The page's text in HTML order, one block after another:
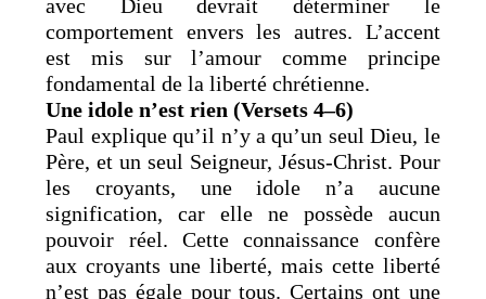
avec Dieu devrait déterminer le
comportement envers les autres. L’accent
est mis sur l’amour comme principe
fondamental de la liberté chrétienne.
Une idole n’est rien (Versets 4–6)
Paul explique qu’il n’y a qu’un seul Dieu, le
Père, et un seul Seigneur, Jésus-Christ. Pour
les croyants, une idole n’a aucune
signification, car elle ne possède aucun
pouvoir réel. Cette connaissance confère
aux croyants une liberté, mais cette liberté
n’est pas égale pour tous. Certains ont une